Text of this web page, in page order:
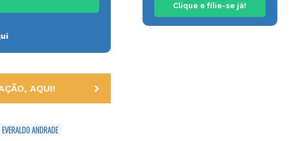
AQUI!
EVERALDO ANDRADE
Clique e filie-se já!